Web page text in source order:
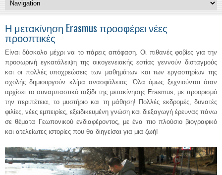
Η μετακίνηση Erasmus προσφέρει νέες
προοπτικές
Είναι δύσκολο μέχρι να το πάρεις απόφαση. Οι πιθανές φοβίες για την
προσωρινή εγκατάλειψη της οικογενειακής εστίας γεννούν δισταγμούς
και οι πολλές υποχρεώσεις των μαθημάτων και των εργαστηρίων της
σχολής δημιουργούν κλίμα ανασφάλειας. Όλα όμως ξεχνιούνται όταν
αρχίσει το συναρπαστικό ταξίδι της μετακίνησης Erasmus, με προορισμό
την περιπέτεια, το μυστήριο και τη μάθηση! Πολλές εκδρομές, δυνατές
φιλίες, νέες εμπειρίες, εξειδικευμένη γνώση και διεξαγωγή έρευνας πάνω
σε θέματα Γεωπονικού ενδιαφέροντος, με ένα πιο πλούσιο βιογραφικό
και ατελείωτες ιστορίες που θα διηγείσαι για μια ζωή!